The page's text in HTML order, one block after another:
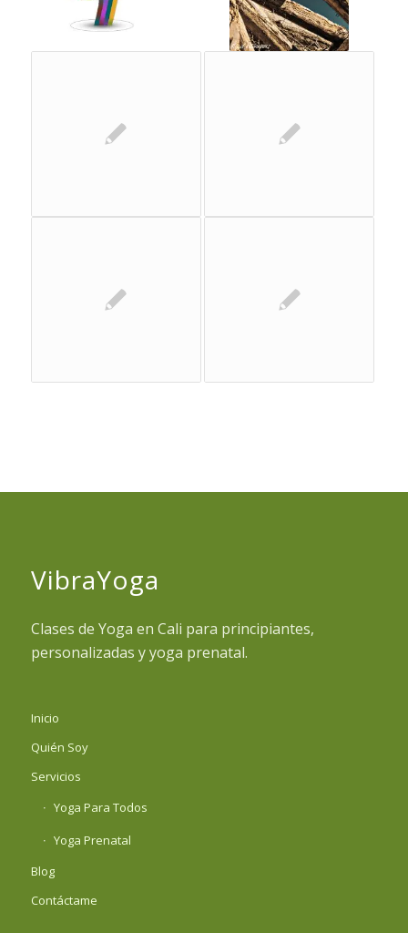
VibraYoga
Clases de Yoga en Cali para principiantes,
personalizadas y yoga prenatal.
Inicio
Quién Soy
Servicios
Yoga Para Todos
Yoga Prenatal
Blog
Contáctame